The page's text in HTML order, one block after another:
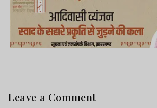
Leave a Comment